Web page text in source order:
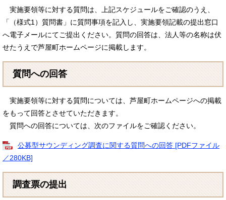
実施要領等に対する質問は、上記スケジュールをご確認のうえ、
「（様式1）質問書」に質問事項を記入し、実施要領記載の提出窓口
へ電子メールにてご提出ください。質問の回答は、法人等の名称は伏
せたうえで芦屋町ホームページに掲載します。
質問への回答
実施要領等に対する質問については、芦屋町ホームページへの掲載
をもって回答とさせていただきます。
質問への回答については、次のファイルをご確認ください。
公募型サウンディング調査に関する質問への回答 [PDFファイル
／280KB]
調査票の提出